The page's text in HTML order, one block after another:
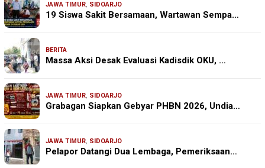
JAWA TIMUR, SIDOARJO
19 Siswa Sakit Bersamaan, Wartawan Sempa…
BERITA
Massa Aksi Desak Evaluasi Kadisdik OKU, …
JAWA TIMUR, SIDOARJO
Grabagan Siapkan Gebyar PHBN 2026, Undia…
JAWA TIMUR, SIDOARJO
Pelapor Datangi Dua Lembaga, Pemeriksaan…